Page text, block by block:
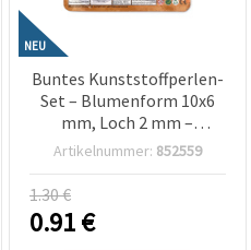
NEU
Buntes Kunststoffperlen-
Set – Blumenform 10x6
mm, Loch 2 mm –
gemischte Farben
Bastelperlen für DIY
Schmuck &
Bastelprojekte
Artikelnummer: 852559
1.30 €
0.91€